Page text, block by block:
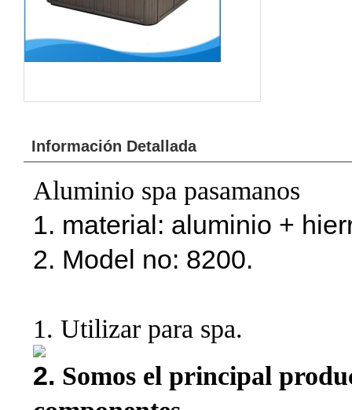
Información Detallada
Aluminio spa pasamanos
1. material: aluminio +
2. Model no: 8200.
1. Utilizar para spa.
2. Somos el principal